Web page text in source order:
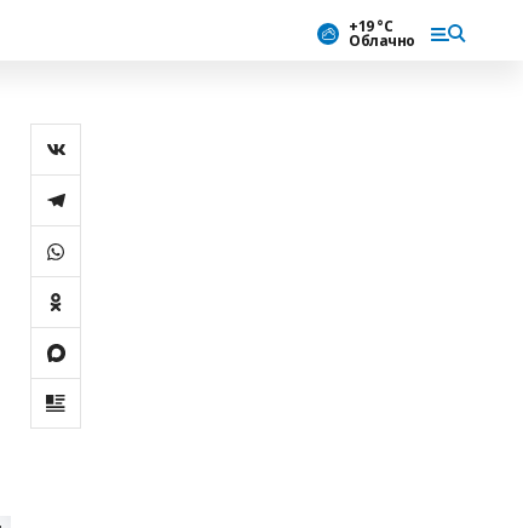
+19 °С
Облачно